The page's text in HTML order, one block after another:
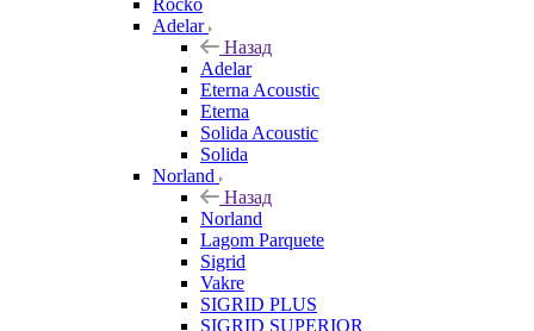
Rocko
Adelar
Назад
Adelar
Eterna Acoustic
Eterna
Solida Acoustic
Solida
Norland
Назад
Norland
Lagom Parquete
Sigrid
Vakre
SIGRID PLUS
SIGRID SUPERIOR